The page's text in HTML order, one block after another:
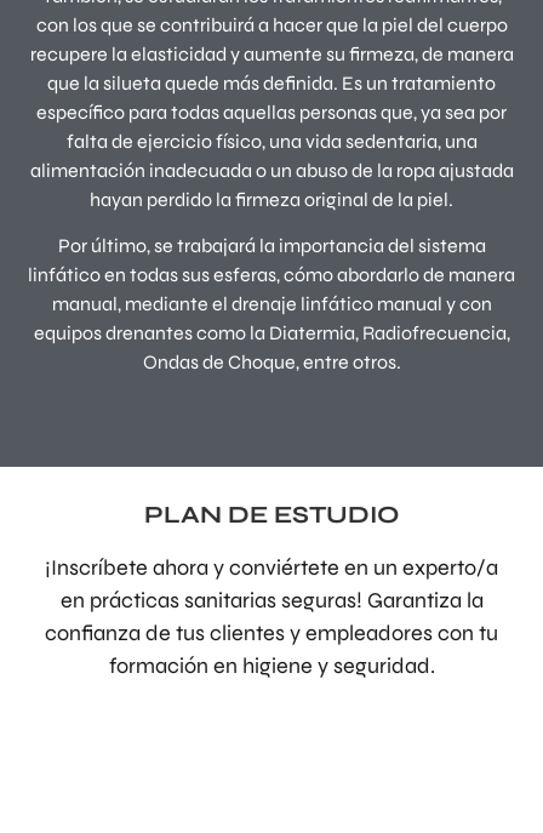
con los que se contribuirá a hacer que la piel del cuerpo
recupere la elasticidad y aumente su firmeza, de manera
que la silueta quede más definida. Es un tratamiento
específico para todas aquellas personas que, ya sea por
falta de ejercicio físico, una vida sedentaria, una
alimentación inadecuada o un abuso de la ropa ajustada
hayan perdido la firmeza original de la piel.
Por último, se trabajará la importancia del sistema
linfático en todas sus esferas, cómo abordarlo de manera
manual, mediante el drenaje linfático manual y con
equipos drenantes como la Diatermia, Radiofrecuencia,
Ondas de Choque, entre otros.
PLAN DE ESTUDIO
¡Inscríbete ahora y conviértete en un experto/a
en prácticas sanitarias seguras! Garantiza la
confianza de tus clientes y empleadores con tu
formación en higiene y seguridad.